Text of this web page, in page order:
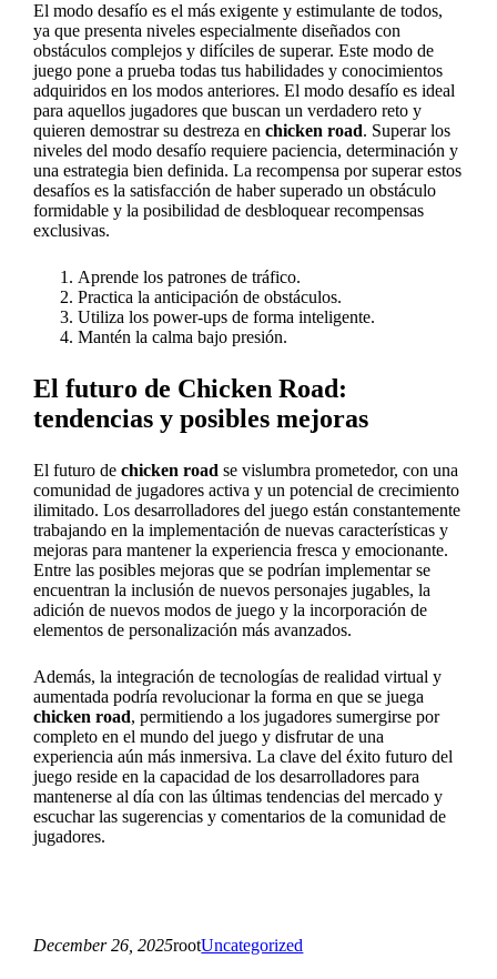
El modo desafío es el más exigente y estimulante de todos,
ya que presenta niveles especialmente diseñados con
obstáculos complejos y difíciles de superar. Este modo de
juego pone a prueba todas tus habilidades y conocimientos
adquiridos en los modos anteriores. El modo desafío es ideal
para aquellos jugadores que buscan un verdadero reto y
quieren demostrar su destreza enchicken road. Superar los
niveles del modo desafío requiere paciencia, determinación y
una estrategia bien definida. La recompensa por superar estos
desafíos es la satisfacción de haber superado un obstáculo
formidable y la posibilidad de desbloquear recompensas
exclusivas.
Aprende los patrones de tráfico.
Practica la anticipación de obstáculos.
Utiliza los power-ups de forma inteligente.
Mantén la calma bajo presión.
El futuro de Chicken Road:
tendencias y posibles mejoras
El futuro dechicken road se vislumbra prometedor, con una
comunidad de jugadores activa y un potencial de crecimiento
ilimitado. Los desarrolladores del juego están constantemente
trabajando en la implementación de nuevas características y
mejoras para mantener la experiencia fresca y emocionante.
Entre las posibles mejoras que se podrían implementar se
encuentran la inclusión de nuevos personajes jugables, la
adición de nuevos modos de juego y la incorporación de
elementos de personalización más avanzados.
Además, la integración de tecnologías de realidad virtual y
aumentada podría revolucionar la forma en que se juega
chicken road, permitiendo a los jugadores sumergirse por
completo en el mundo del juego y disfrutar de una
experiencia aún más inmersiva. La clave del éxito futuro del
juego reside en la capacidad de los desarrolladores para
mantenerse al día con las últimas tendencias del mercado y
escuchar las sugerencias y comentarios de la comunidad de
jugadores.
December 26, 2025rootUncategorized